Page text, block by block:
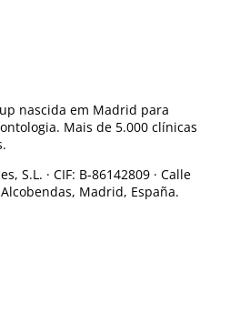
nascida em Madrid para
Mais de 5.000 clínicas
S.L. · CIF: B-86142809 · Calle
Alcobendas, Madrid, España.